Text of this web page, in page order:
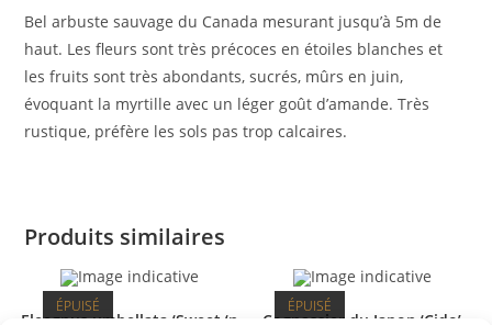
Bel arbuste sauvage du Canada mesurant jusqu’à 5m de
haut. Les fleurs sont très précoces en étoiles blanches et
les fruits sont très abondants, sucrés, mûrs en juin,
évoquant la myrtille avec un léger goût d’amande. Très
rustique, préfère les sols pas trop calcaires.
Produits similaires
ÉPUISÉ
Eleagnus umbellata ‘Sweet ‘n
ÉPUISÉ
Cognassier du Japon ‘Cido’